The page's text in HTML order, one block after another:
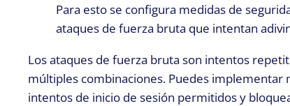
Para esto se configura medidas de
ataques de fuerza bruta que intentan
Los ataques de fuerza bruta son intentos
múltiples combinaciones. Puedes
intentos de inicio de sesión permitidos y